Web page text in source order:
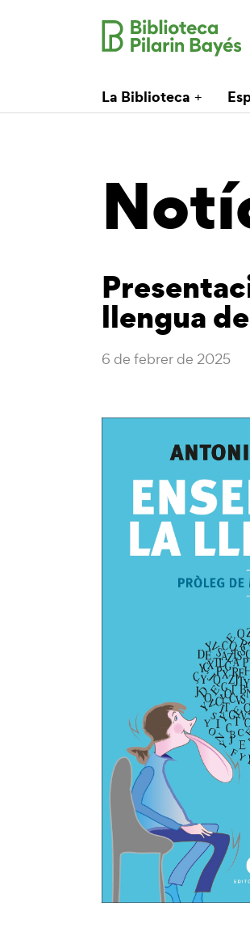
La Biblioteca
llengua
6 de febrer de 2025